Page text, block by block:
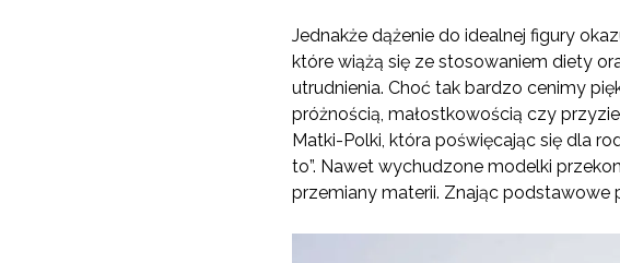
Jednakże dążenie do idealnej figury
które wiążą się ze stosowaniem diety
utrudnienia. Choć tak bardzo cenimy
próżnością, małostkowością czy
Matki-Polki, która poświęcając się dla
to”. Nawet wychudzone modelki
przemiany materii. Znając podstawowe